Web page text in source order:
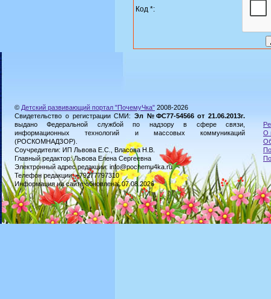
Код *:
© Детский развивающий портал "ПочемуЧка" 2008-2026
Свидетельство о регистрации СМИ: Эл №ФС77-54566 от 21.06.2013г.
выдано Федеральной службой по надзору в сфере связи,
информационных технологий и массовых коммуникаций
(РОСКОМНАДЗОР).
Соучредители: ИП Львова Е.С., Власова Н.В.
Главный редактор: Львова Елена Сергеевна
Электронный адрес редакции: info@pochemu4ka.ru
Телефон редакции: +79277797310
Информация на сайте обновлена: 07.08.2026
О